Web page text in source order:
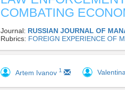
COMBATING
Journal: RUSSIAN JOURNAL OF
Rubrics: FOREIGN EXPERIENCE OF
Artem Ivanov 1